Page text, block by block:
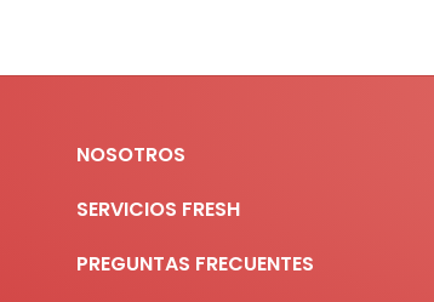
NOSOTROS
SERVICIOS FRESH
PREGUNTAS FRECUENTES